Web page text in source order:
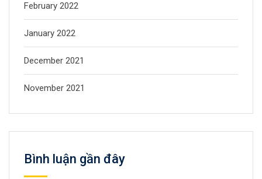
February 2022
January 2022
December 2021
November 2021
Bình luận gần đây